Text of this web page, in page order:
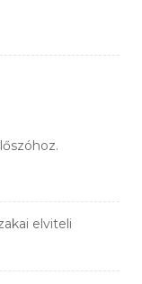
elviteli